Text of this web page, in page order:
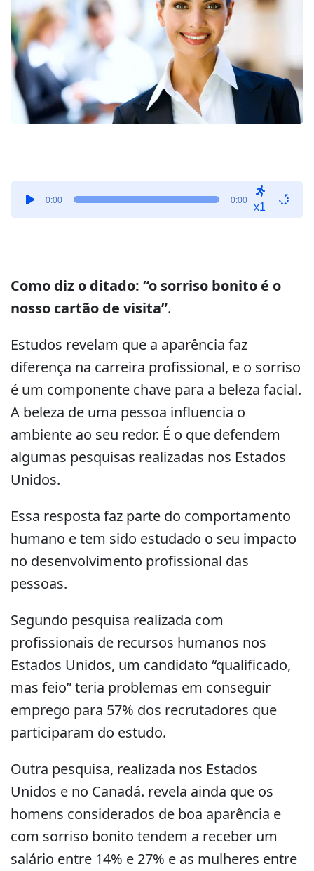
0:00 0:00
x1
Como diz o ditado: “o sorriso bonito é o
nosso cartão de visita”.
Estudos revelam que a aparência faz
diferença na carreira profissional, e o sorriso
é um componente chave para a beleza facial.
A beleza de uma pessoa influencia o
ambiente ao seu redor. É o que defendem
algumas pesquisas realizadas nos Estados
Unidos.
Essa resposta faz parte do comportamento
humano e tem sido estudado o seu impacto
no desenvolvimento profissional das
pessoas.
Segundo pesquisa realizada com
profissionais de recursos humanos nos
Estados Unidos, um candidato “qualificado,
mas feio” teria problemas em conseguir
emprego para 57% dos recrutadores que
participaram do estudo.
Outra pesquisa, realizada nos Estados
Unidos e no Canadá. revela ainda que os
homens considerados de boa aparência e
com sorriso bonito tendem a receber um
salário entre 14% e 27% e as mulheres entre